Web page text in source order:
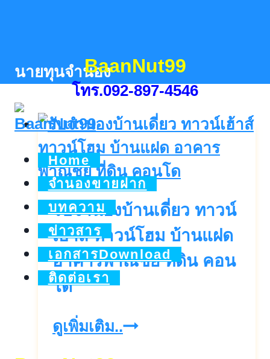
BaanNut99
โทร.092-897-4546
Home
จำนองขายฝาก
บทความ
ข่าวสาร
เอกสารDownload
ติดต่อเรา
นายทุนจำนอง
รับจำนองบ้านเดี่ยว ทาวน์
เฮ้าส์ ทาวน์โฮม บ้านแฝด
อาคารพาณิชย์ ที่ดิน คอน
โด
ดูเพิ่มเติม..รับ